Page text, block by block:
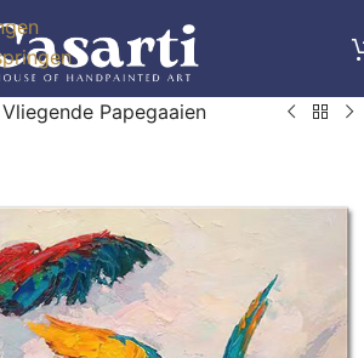
Vliegende Papegaaien